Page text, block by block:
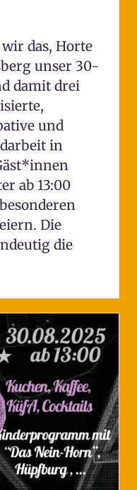
das, Horte
unser 30-
damit drei
und
in
ab 13:00
Die
die